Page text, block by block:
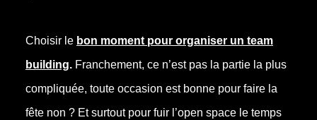
Choisir le bon moment pour organiser un team
building. Franchement, ce n’est pas la partie la plus
compliquée, toute occasion est bonne pour faire la
fête non ? Et surtout pour fuir l’open space le temps